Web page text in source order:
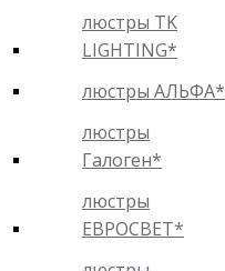
люстры TK
LIGHTING*
люстры АЛЬФА*
люстры
Галоген*
люстры
ЕВРОСВЕТ*